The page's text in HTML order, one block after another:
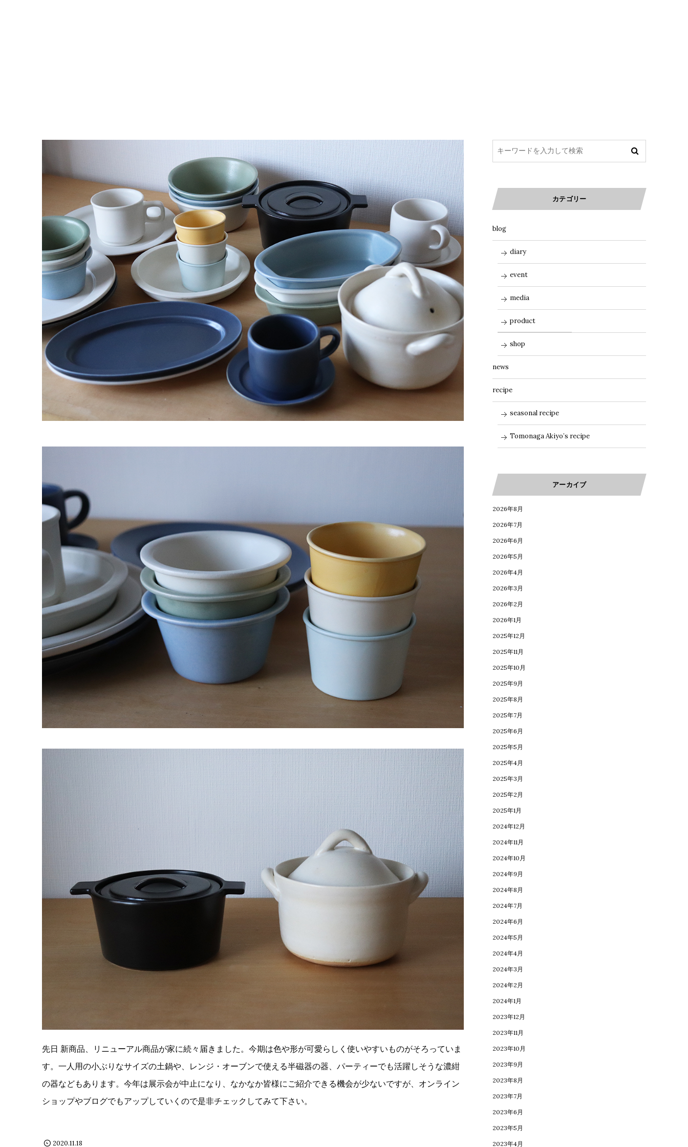
先日 新商品、リニューアル商品が家に続々届きました。今期は色や形が可愛らしく使いやすいものがそろっていま
す。一人用の小ぶりなサイズの土鍋や、レンジ・オーブンで使える半磁器の器、パーティーでも活躍しそうな濃紺
の器などもあります。今年は展示会が中止になり、なかなか皆様にご紹介できる機会が少ないですが、オンライン
ショップやブログでもアップしていくので是非チェックしてみて下さい。
2020.11.18
カテゴリー
blog
diary
event
media
product
shop
news
recipe
seasonal recipe
Tomonaga Akiyo’s recipe
アーカイブ
2026年8月
2026年7月
2026年6月
2026年5月
2026年4月
2026年3月
2026年2月
2026年1月
2025年12月
2025年11月
2025年10月
2025年9月
2025年8月
2025年7月
2025年6月
2025年5月
2025年4月
2025年3月
2025年2月
2025年1月
2024年12月
2024年11月
2024年10月
2024年9月
2024年8月
2024年7月
2024年6月
2024年5月
2024年4月
2024年3月
2024年2月
2024年1月
2023年12月
2023年11月
2023年10月
2023年9月
2023年8月
2023年7月
2023年6月
2023年5月
2023年4月